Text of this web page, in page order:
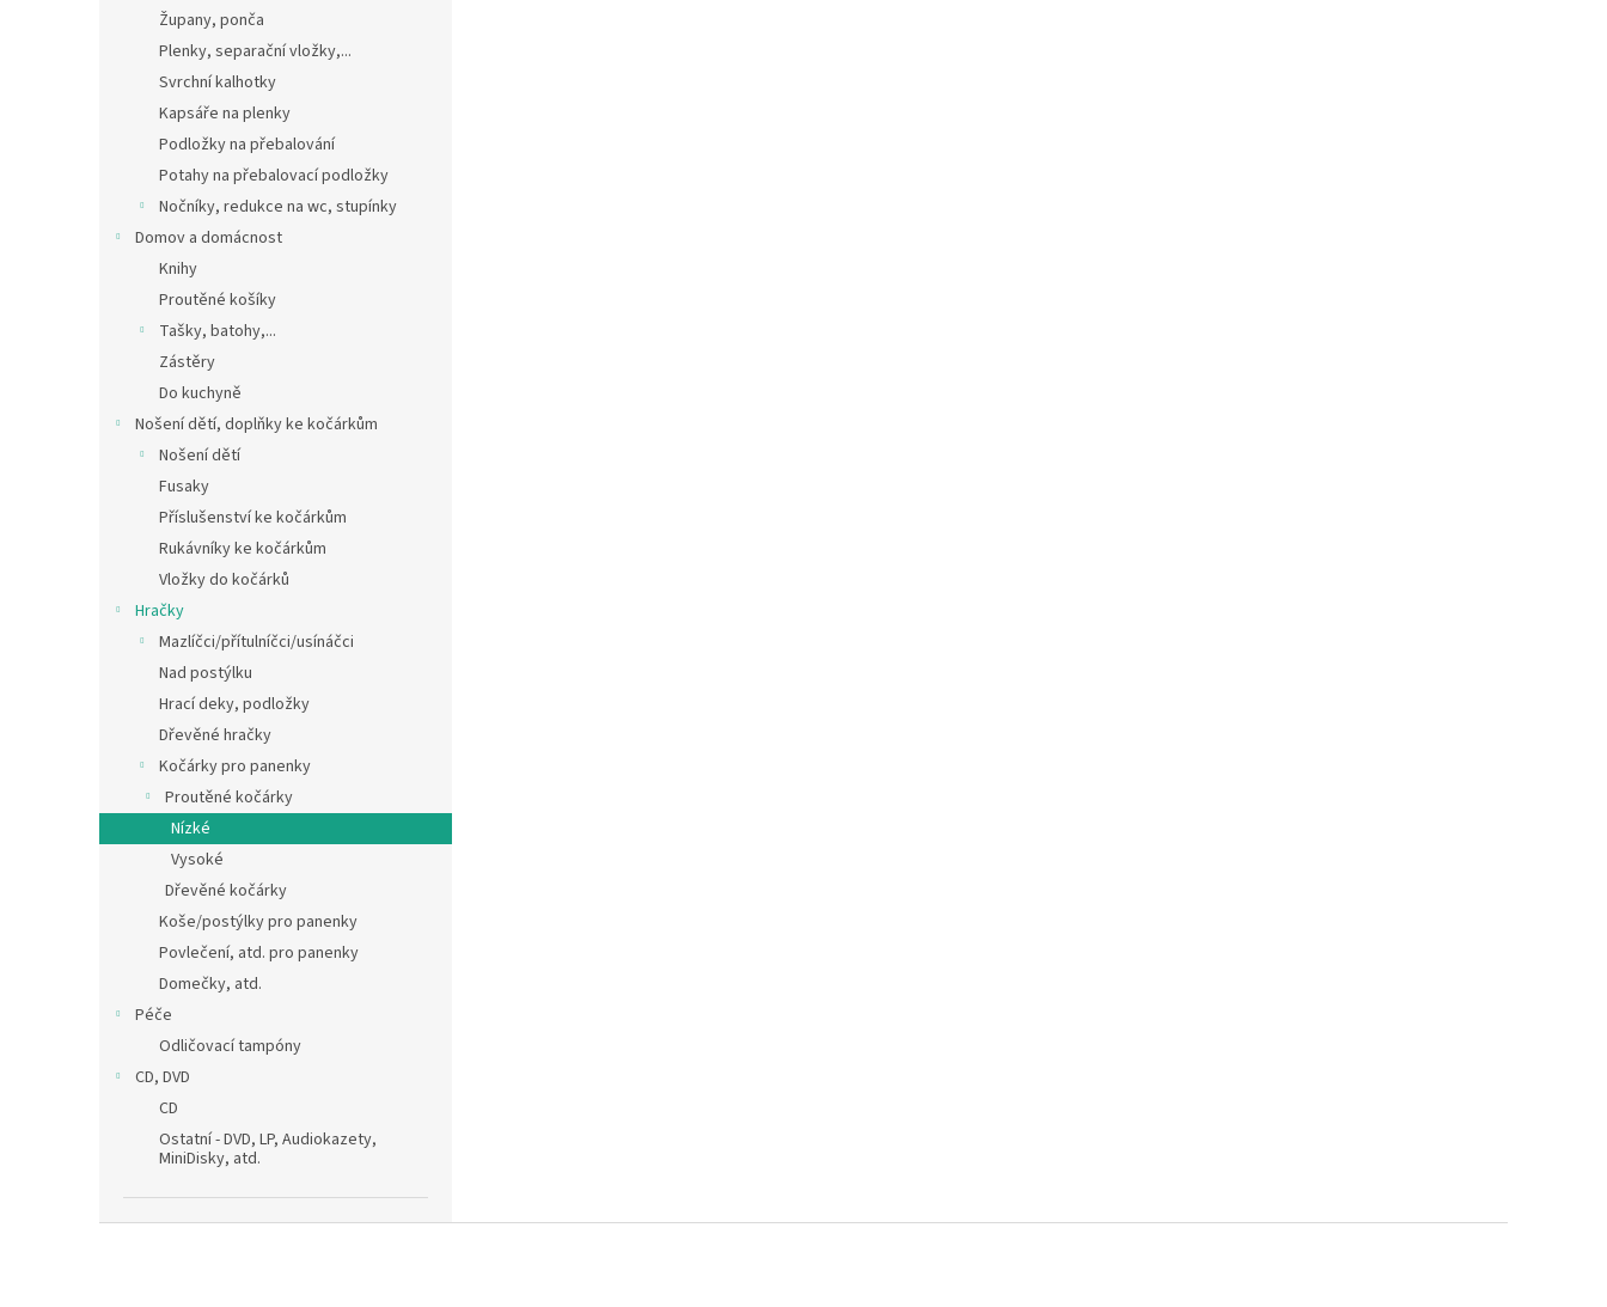
Župany, ponča
Plenky, separační vložky,...
Svrchní kalhotky
Kapsáře na plenky
Podložky na přebalování
Potahy na přebalovací podložky
Nočníky, redukce na wc, stupínky
Domov a domácnost
Knihy
Proutěné košíky
Tašky, batohy,...
Zástěry
Do kuchyně
Nošení dětí, doplňky ke kočárkům
Nošení dětí
Fusaky
Příslušenství ke kočárkům
Rukávníky ke kočárkům
Vložky do kočárků
Hračky
Mazlíčci/přítulníčci/usínáčci
Nad postýlku
Hrací deky, podložky
Dřevěné hračky
Kočárky pro panenky
Proutěné kočárky
Nízké
Vysoké
Dřevěné kočárky
Koše/postýlky pro panenky
Povlečení, atd. pro panenky
Domečky, atd.
Péče
Odličovací tampóny
CD, DVD
CD
Ostatní - DVD, LP, Audiokazety,
MiniDisky, atd.